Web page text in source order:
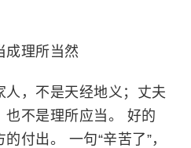
成理所当然
人，不是天经地义；丈夫
不是理所应当。 好的
付出。 一句“辛苦了”，